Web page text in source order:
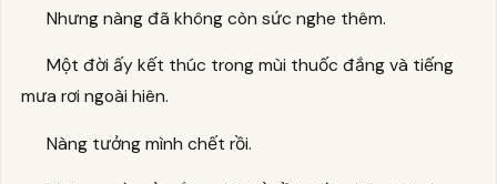
Nhưng nàng đã không còn sức nghe thêm.
Một đời ấy kết thúc trong mùi thuốc đắng và tiếng
mưa rơi ngoài hiên.
Nàng tưởng mình chết rồi.